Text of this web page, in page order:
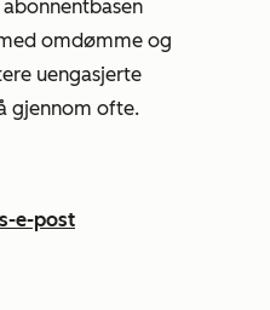
omdømme og
uengasjerte
gjennom ofte.
e-post